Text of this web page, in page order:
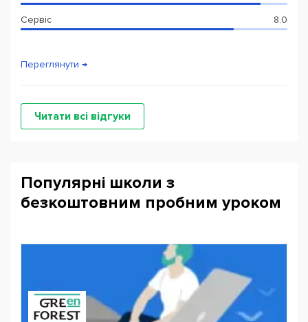
Сервіс 8.0
Переглянути →
Читати всі відгуки
Популярні школи з
безкоштовним пробним уроком